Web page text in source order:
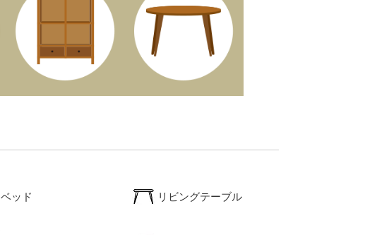
ベッド リビングテーブル